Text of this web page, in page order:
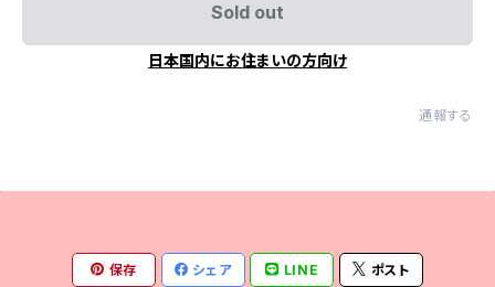
Sold out
日本国内にお住まいの方向け
通報する
保存 シェア LINE ポスト